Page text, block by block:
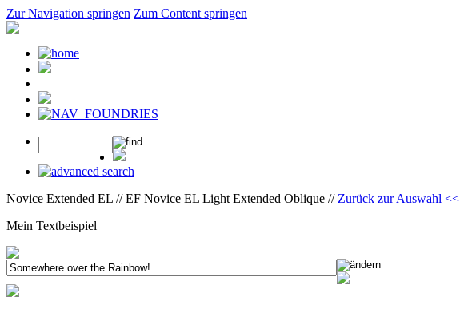
Zur Navigation springen Zum Content springen
Novice Extended EL // EF Novice EL Light Extended Oblique // Zurück zur Auswahl <<
Mein Textbeispiel